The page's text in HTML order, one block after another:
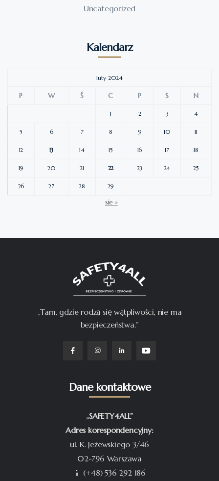
Uncategorized
Kalendarz
luty 2024
P W Ś C P S N
1 2 3 4
5 6 7 8 9 10 11
12 13 14 15 16 17 18
19 20 21 22 23 24 25
26 27 28 29
sie »
„Tam, gdzie rodzą się wątpliwości, nie ma
bezpieczeństwa.”
Dane kontaktowe
„SAFETY4ALL”
Adres korespondencyjny:
ul. K. Jeżewskiego 3/46
02-796 Warszawa
📱 (+48) 536 292 186